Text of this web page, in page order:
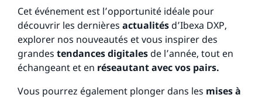
Cet événement est l’opportunité idéale pour
découvrir les dernières actualités d’Ibexa DXP,
explorer nos nouveautés et vous inspirer des
grandes tendances digitales de l’année, tout en
échangeant et en réseautant avec vos pairs.
Vous pourrez également plonger dans les mises à